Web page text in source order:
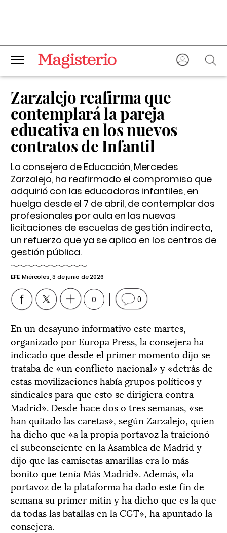
Zarzalejo reafirma que
contemplará la pareja
educativa en los nuevos
contratos de Infantil
La consejera de Educación, Mercedes
Zarzalejo, ha reafirmado el compromiso que
adquirió con las educadoras infantiles, en
huelga desde el 7 de abril, de contemplar dos
profesionales por aula en las nuevas
licitaciones de escuelas de gestión indirecta,
un refuerzo que ya se aplica en los centros de
gestión pública.
EFE Miércoles, 3 de junio de 2026
0 0
En un desayuno informativo este martes,
organizado por Europa Press, la consejera ha
indicado que desde el primer momento dijo se
trataba de «un conflicto nacional» y «detrás de
estas movilizaciones había grupos políticos y
sindicales para que esto se dirigiera contra
Madrid». Desde hace dos o tres semanas, «se
han quitado las caretas», según Zarzalejo, quien
ha dicho que «a la propia portavoz la traicionó
el subconsciente en la Asamblea de Madrid y
dijo que las camisetas amarillas era lo más
bonito que tenía Más Madrid». Además, «la
portavoz de la plataforma ha dado este fin de
semana su primer mitin y ha dicho que es la que
da todas las batallas en la CGT», ha apuntado la
consejera.